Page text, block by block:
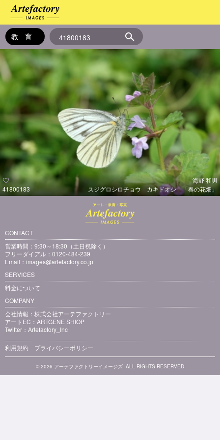
41800183
海野 和男
スジグロシロチョウ カキドオシ 「春の花畑」
CONTACT
営業時間：9:30～18:30（土日祝除く）
フリーダイアル：0120-484-239
Email： images@artefactory.co.jp
SERVICES
料金について
COMPANY
会社情報： 株式会社アーテファクトリー
アートEC： ARTGENE SHIOP
Twitter： Artefactory_Inc
利用規約 プライバシーポリシー
© 2026 アーテファクトリーイメージズ ALL RIGHTS RESERVED